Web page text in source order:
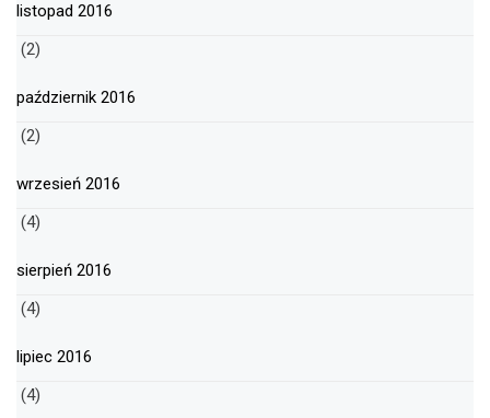
listopad 2016
(2)
październik 2016
(2)
wrzesień 2016
(4)
sierpień 2016
(4)
lipiec 2016
(4)